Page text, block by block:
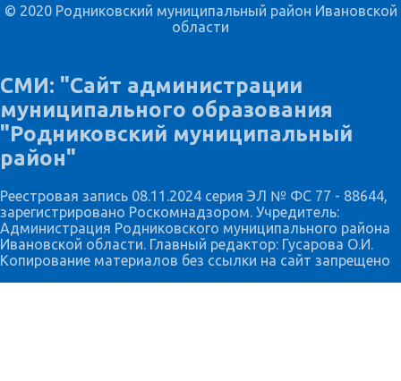
© 2020 Родниковский муниципальный район Ивановской
области
СМИ: "Сайт администрации
муниципального образования
"Родниковский муниципальный
район"
Реестровая запись 08.11.2024 серия ЭЛ № ФС 77 - 88644,
зарегистрировано Роскомнадзором. Учредитель:
Администрация Родниковского муниципального района
Ивановской области. Главный редактор: Гусарова О.И.
Копирование материалов без ссылки на сайт запрещено